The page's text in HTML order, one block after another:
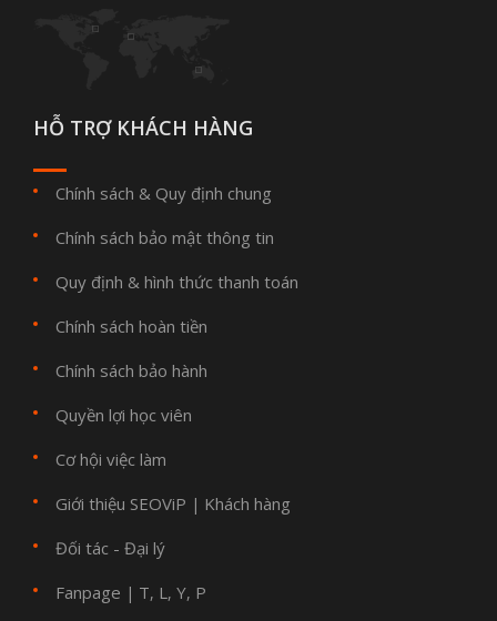
HỖ TRỢ KHÁCH HÀNG
Chính sách & Quy định chung
Chính sách bảo mật thông tin
Quy định & hình thức thanh toán
Chính sách hoàn tiền
Chính sách bảo hành
Quyền lợi học viên
Cơ hội việc làm
Giới thiệu SEOViP | Khách hàng
Đối tác - Đại lý
Fanpage | T, L , Y, P